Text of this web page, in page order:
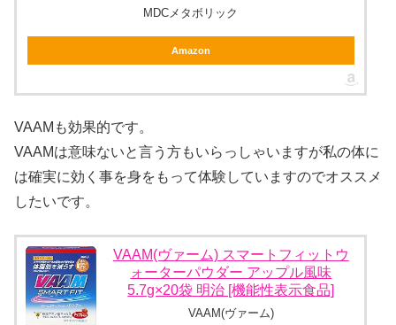
MDCメタボリック
Amazon
VAAMも効果的です。
VAAMは意味ないと言う方もいらっしゃいますが私の体に
は確実に効く事を身をもって体験していますのでオススメ
したいです。
VAAM(ヴァーム) スマートフィットウ
ォーターパウダー アップル風味
5.7g×20袋 明治 [機能性表示食品]
VAAM(ヴァーム)